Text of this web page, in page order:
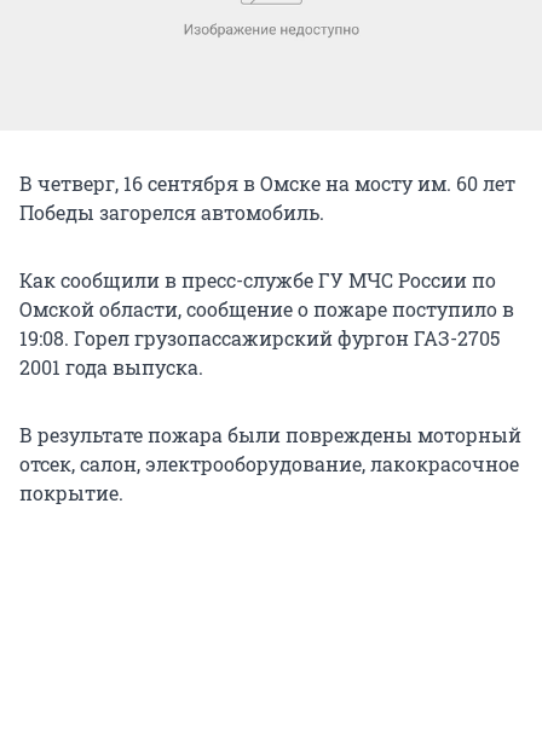
В четверг, 16 сентября в Омске на мосту им. 60 лет
Победы загорелся автомобиль.
Как сообщили в пресс-службе ГУ МЧС России по
Омской области, сообщение о пожаре поступило в
19:08. Горел грузопассажирский фургон ГАЗ-2705
2001 года выпуска.
В результате пожара были повреждены моторный
отсек, салон, электрооборудование, лакокрасочное
покрытие.